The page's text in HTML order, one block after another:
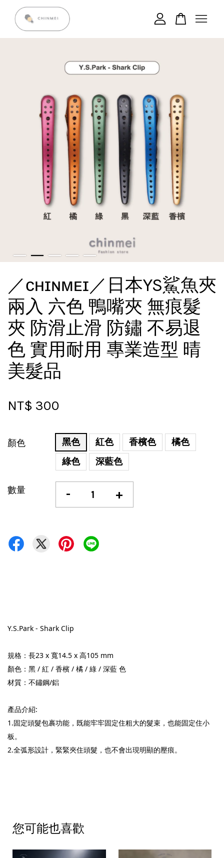
／ᴄʜɪɴᴍᴇɪ／日本YS鯊魚夾
兩入 六色 鴨嘴夾 無痕髮
夾 防滑止滑 防鏽 不易退
色 實用耐用 專業造型 晴
美髮品
NT$ 300
顏色 黑色 紅色 香檳色
橘色
綠色
深藍色
數量 - +
Y.S.Park - Shark Clip
規格：長23 x 寬14.5 x 高105 mm
顏色：黑 / 紅 / 香檳 / 橘 / 綠 / 深藍 色
材質：不鏽鋼/鋁
產品介紹:
1.固定頭髮包裹功能，既能牢牢固定住粗大的髮束，也能固定住小
板。
2.全弧形設計，緊緊夾住頭髮，也不會出現明顯的壓痕。
您可能也喜歡
繼續購物